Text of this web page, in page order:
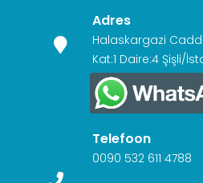
Adres
Halaskargazi
Kat:1 Daire:4 Şişli/
Telefoon
0090 532 611 4788